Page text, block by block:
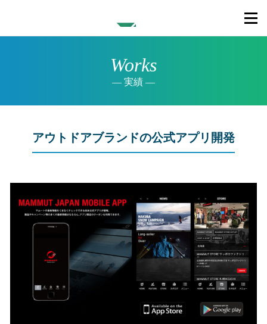
Works
実績
アウトドアブランドの公式アプリ開発